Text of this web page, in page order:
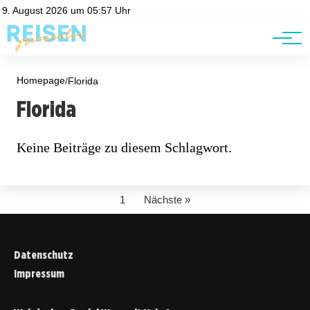
9. August 2026 um 05:57 Uhr
Datenschutz
Impressum
Road Trips
Reisetipps
Homepage/Florida
Florida
Keine Beiträge zu diesem Schlagwort.
1 Nächste »
Datenschutz
Impressum